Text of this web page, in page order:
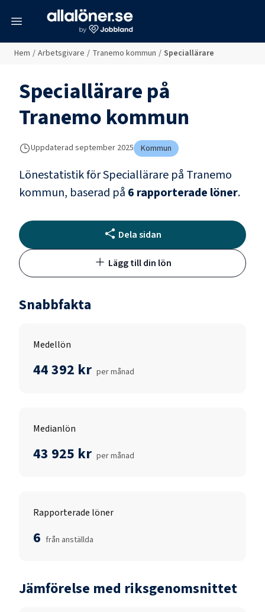
Hem / Arbetsgivare / Tranemo kommun / Speciallärare
Speciallärarepå
Tranemo kommun
Uppdaterad september 2025 Kommun
Lönestatistik förSpeciallärare på Tranemo
kommun, baserad på 6 rapporterade löner.
Dela sidan
Lägg till din lön
Snabbfakta
Medellön
44 392 kr per månad
Medianlön
43 925 kr per månad
Rapporterade löner
6 från anställda
Jämförelse med riksgenomsnittet